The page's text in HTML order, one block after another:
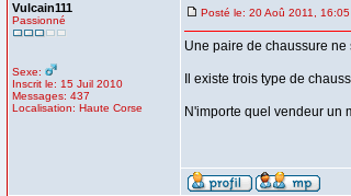
Vulcain111
Passionné
Sexe:
Inscrit le: 15 Juil 2010
Messages: 437
Localisation: Haute Corse
Posté le: 20 Aoû 2011, 16:05
Une paire de chaussure
Il existe trois type de
N'importe quel vendeur un